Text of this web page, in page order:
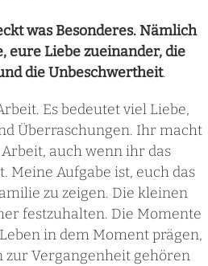
was Besonderes. Nämlich
eure Liebe zueinander, die
die Unbeschwertheit.
Es bedeutet viel Liebe,
Überraschungen. Ihr macht
auch wenn ihr das
Meine Aufgabe ist, euch das
zu zeigen. Die kleinen
festzuhalten. Die Momente
in dem Moment prägen,
zur Vergangenheit gehören